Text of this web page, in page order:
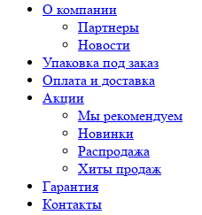
О компании
Партнеры
Новости
Упаковка под заказ
Оплата и доставка
Акции
Мы рекомендуем
Новинки
Распродажа
Хиты продаж
Гарантия
Контакты